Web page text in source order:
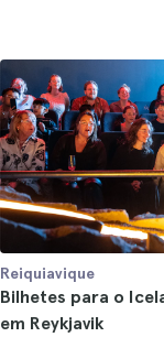
Reiquiavique
Bilhetes para o
em Reykjavik